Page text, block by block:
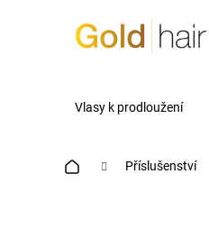
Vlasy k prodloužení
Domů Příslušenství
Zpět
Zpět